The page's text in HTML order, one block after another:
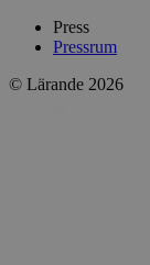
Press
Pressrum
© Lärande 2026